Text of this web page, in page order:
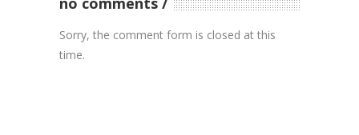
Sorry, the comment form is closed at this
time.